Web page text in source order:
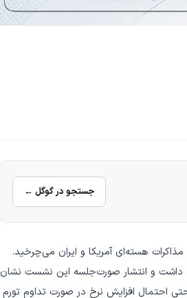
جستجو در گوگل ←
مذاکرات هسته‌ای آمریکا و ایران می‌چرخید.
محدوده ۳.۵ تا ۳.۷۵ درصد بدون تغییر نگه داشت و انتشار صورت‌جلسه این نشست نشان
احتمال افزایش نرخ در صورت تداوم تورم